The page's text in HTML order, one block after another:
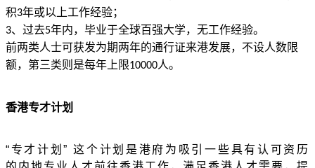
积3年或以上工作经验；
3、过去5年内，毕业于全球百强大学，无工作经验。
前两类人士可获发为期两年的通行证来港发展，不设人数限
额，第三类则是每年上限10000人。
香港专才计划
“专才计划” 这个计划是港府为吸引一些具有认可资历